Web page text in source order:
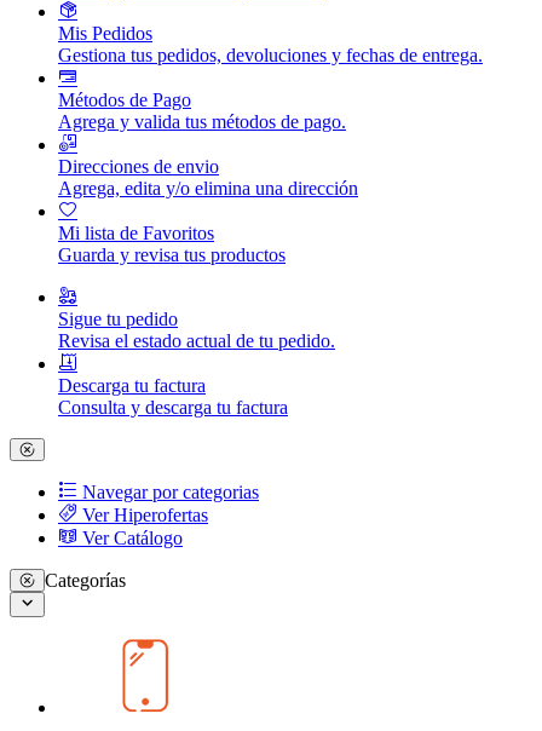
Mis Pedidos
Gestiona tus pedidos, devoluciones y fechas de entrega.
Métodos de Pago
Agrega y valida tus métodos de pago.
Direcciones de envio
Agrega, edita y/o elimina una dirección
Mi lista de Favoritos
Guarda y revisa tus productos
Sigue tu pedido
Revisa el estado actual de tu pedido.
Descarga tu factura
Consulta y descarga tu factura
Navegar por categorias
Ver Hiperofertas
Ver Catálogo
Categorías